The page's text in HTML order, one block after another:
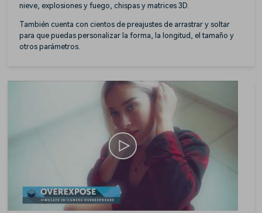
nieve, explosiones y fuego, chispas y matrices 3D.
También cuenta con cientos de preajustes de arrastrar y soltar
para que puedas personalizar la forma, la longitud, el tamaño y
otros parámetros.